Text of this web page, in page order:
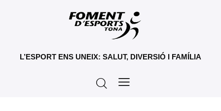
L’ESPORT ENS UNEIX: SALUT, DIVERSIÓ I FAMÍLIA